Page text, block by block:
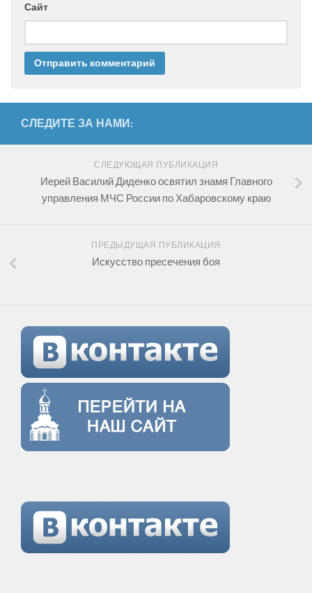
Сайт
СЛЕДИТЕ ЗА НАМИ:
СЛЕДУЮЩАЯ ПУБЛИКАЦИЯ
Иерей Василий Диденко освятил знамя Главного
управления МЧС России по Хабаровскому краю
ПРЕДЫДУЩАЯ ПУБЛИКАЦИЯ
Искусство пресечения боя